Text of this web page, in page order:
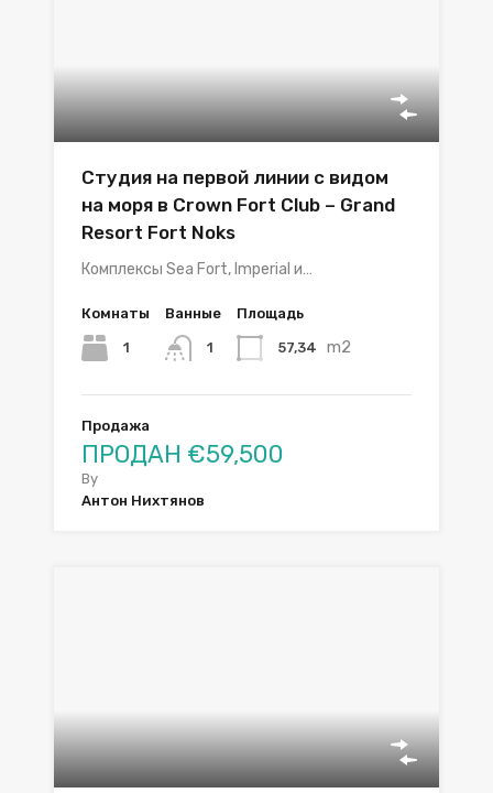
Студия на первой линии с видом
на моря в Crown Fort Club – Grand
Resort Fort Noks
Комплексы Sea Fort, Imperial и…
Комнаты
1
Ванные
1
Площадь
57,34 m2
Продажа
ПРОДАН €59,500
By
Антон Нихтянов